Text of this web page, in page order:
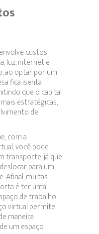
custos
luz, internet e
ao optar por um
fica isenta
que o capital
estratégicas,
de
com a
você pode
transporte, já que
para um
Afinal, muitas
é ter uma
de trabalho
virtual permite
maneira
um espaço